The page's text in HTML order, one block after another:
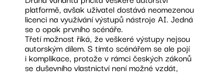
platformě, avšak uživatel dostává neomezenou
licenci na využívání výstupů nástroje AI. Jedná
se o opak prvního scénáře.
Třetí možnost říká, že veškeré výstupy nejsou
autorským dílem. S tímto scénářem se ale pojí
i komplikace, protože v rámci českých zákonů
se duševního vlastnictví není možné vzdát,